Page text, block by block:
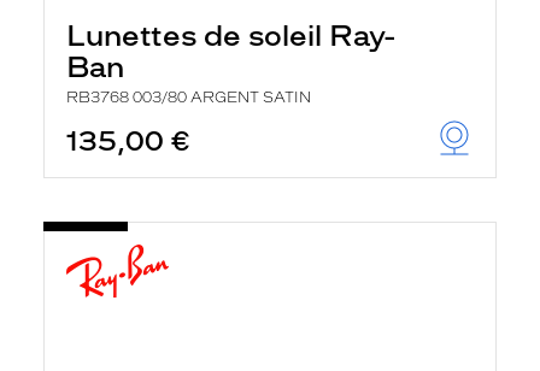
Lunettes de soleil Ray-
Ban
RB3768 003/80 ARGENT SATIN
135,00 €